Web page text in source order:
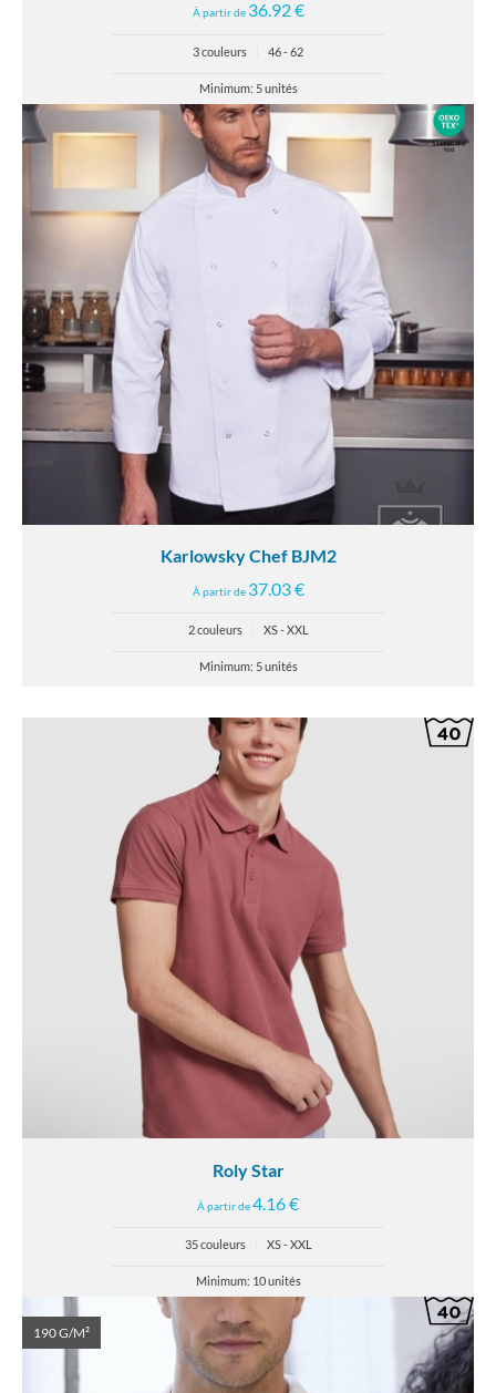
À partir de 36.92 €
3 couleurs 46 - 62
Minimum: 5 unités
Karlowsky Chef BJM2
À partir de 37.03 €
2 couleurs XS - XXL
Minimum: 5 unités
Roly Star
À partir de4.16 €
35 couleurs XS - XXL
Minimum: 10 unités
190 G/M²